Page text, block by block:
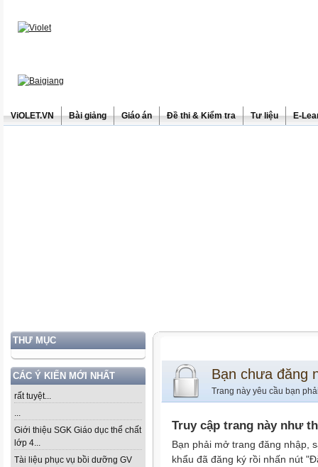
ViOLET.VN Bài giảng Giáo án Đề thi & Kiểm tra Tư liệu E-
THƯ MỤC
CÁC Ý KIẾN MỚI NHẤT
rất tuyệt...
...
Giới thiệu SGK Giáo dục thể chất
lớp 4...
Tài liệu phục vụ bồi dưỡng GV
Bạn chưa đăng
Trang này yêu cầu bạn
Truy cập trang này như
Bạn phải mở trang đăng nhập,
khẩu đã đăng ký rồi nhấn nút